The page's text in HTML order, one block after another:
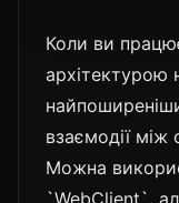
Коли ви
архітектурою
взаємодії між
Можна
`WebClient`,